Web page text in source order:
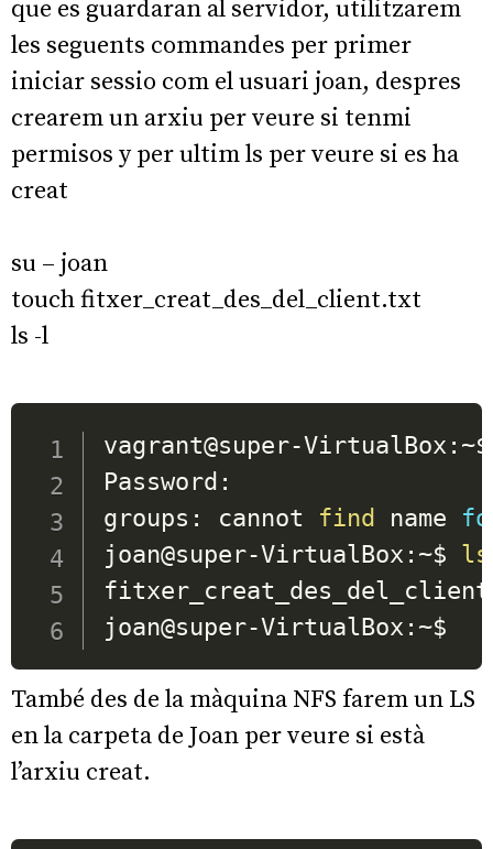
que es guardaran al servidor, utilitzarem
les seguents commandes per primer
iniciar sessio com el usuari joan, despres
crearem un arxiu per veure si tenmi
permisos y per ultim ls per veure si es ha
creat
su – joan
touch fitxer_creat_des_del_client.txt
ls -l
vagrant@super-
Password:
groups: cannot find name
joan@super-VirtualBox:~$ ls
També des de la màquina NFS farem un LS
en la carpeta de Joan per veure si està
l’arxiu creat.